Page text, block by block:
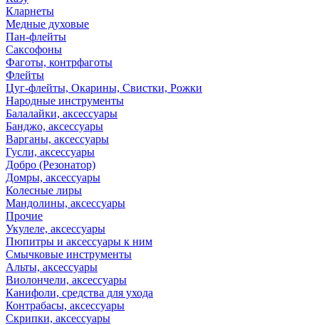
Кларнеты
Медные духовые
Пан-флейты
Саксофоны
Фаготы, контрфаготы
Флейты
Цуг-флейты, Окарины, Свистки, Рожки
Народные инструменты
Балалайки, аксессуары
Банджо, аксессуары
Варганы, аксессуары
Гусли, аксессуары
Добро (Резонатор)
Домры, аксессуары
Колесные лиры
Мандолины, аксессуары
Прочие
Укулеле, аксессуары
Пюпитры и аксессуары к ним
Смычковые инструменты
Альты, аксессуары
Виолончели, аксессуары
Канифоли, средства для ухода
Контрабасы, аксессуары
Скрипки, аксессуары